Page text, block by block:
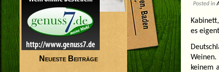
Posted in
es
keinem
Neueste Beiträge